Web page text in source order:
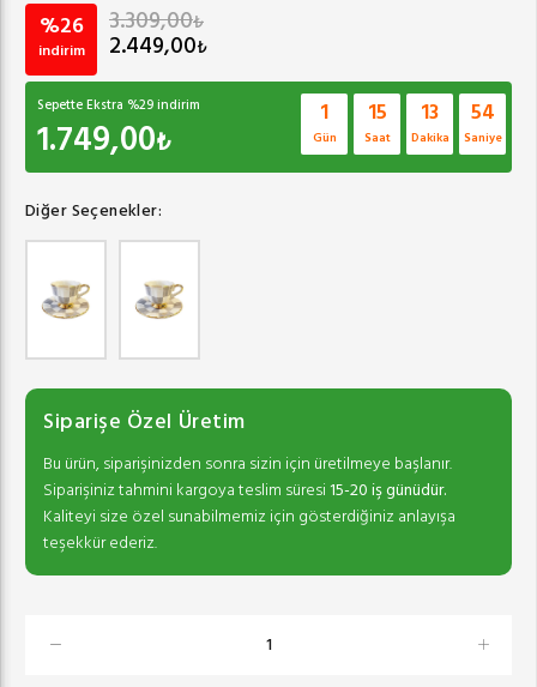
%26
indirim
3.309,00₺
2.449,00₺
Sepette Ekstra %29indirim
1.749,00₺
1
Gün
15
Saat
13
Dakika
54
Saniye
Diğer Seçenekler:
Siparişe Özel Üretim
Bu ürün, siparişinizden sonra sizin için üretilmeye başlanır.
Siparişiniz tahmini kargoya teslim süresi15-20 iş günüdür.
Kaliteyi size özel sunabilmemiz için gösterdiğiniz anlayışa
teşekkür ederiz.